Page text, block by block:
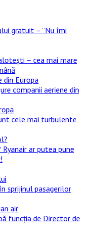
gratuit – ”Nu îmi
– cea mai mare
companii aeriene din
cele mai turbulente
ar putea pune
sprijinul pasagerilor
funcția de Director de